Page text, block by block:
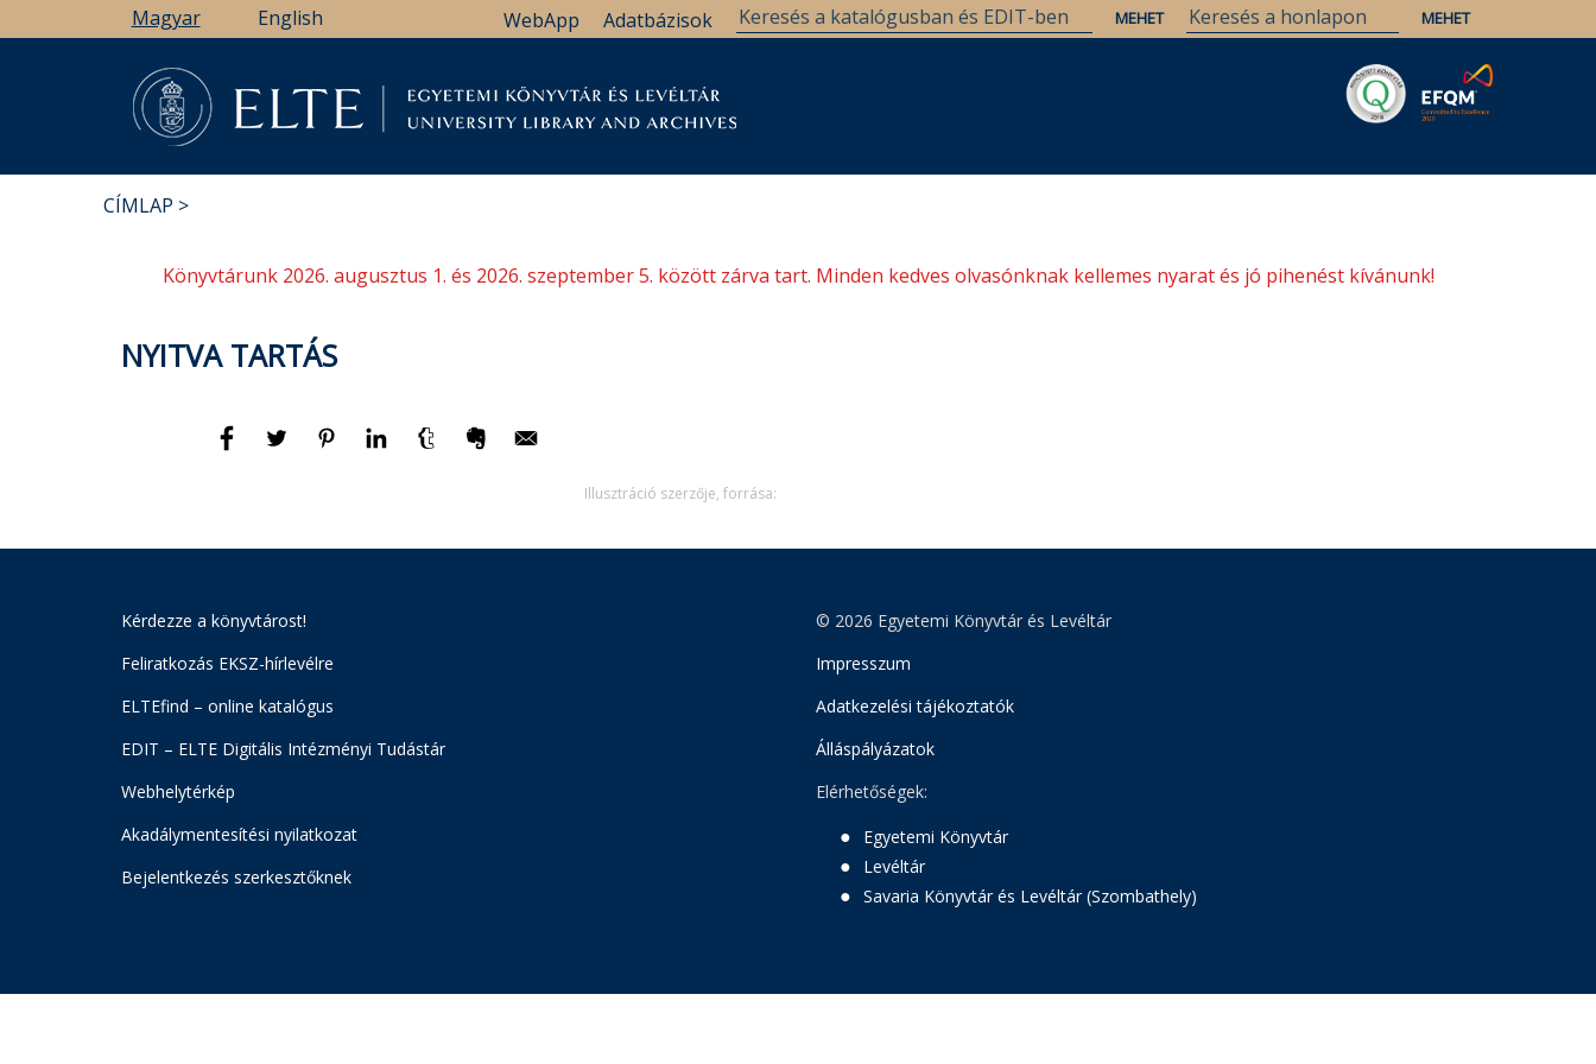
a
Magyar English Adatbázisok
WebApp
CÍMLAP
Könyvtárunk 2026. augusztus 1. és 2026. szeptember 5. között zárva tart. Minden kedves olvasónknak kellemes nyarat és jó pihenést kívánunk!
NYITVA TARTÁS
Illusztráció szerzője, forrása:
Kérdezze a könyvtárost!
Feliratkozás EKSZ-hírlevélre
ELTEfind – online katalógus
EDIT – ELTE Digitális Intézményi Tudástár
Webhelytérkép
Akadálymentesítési nyilatkozat
Bejelentkezés szerkesztőknek
© 2026 Egyetemi Könyvtár és Levéltár
Impresszum
Adatkezelési tájékoztatók
Álláspályázatok
Elérhetőségek:
Egyetemi Könyvtár
Levéltár
Savaria Könyvtár és Levéltár (Szombathely)